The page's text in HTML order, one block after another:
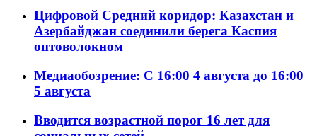
Цифровой Средний коридор: Казахстан и
Азербайджан соединили берега Каспия
оптоволокном
Медиаобозрение: С 16:00 4 августа до 16:00
5 августа
Вводится возрастной порог 16 лет для